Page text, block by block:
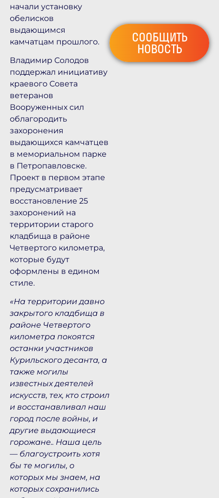
начали установку
обелисков
выдающимся
камчатцам прошлого.
Владимир Солодов
поддержал инициативу
краевого Совета
ветеранов
Вооруженных сил
облагородить
захоронения
выдающихся камчатцев
в мемориальном парке
в Петропавловске.
Проект в первом этапе
предусматривает
восстановление 25
захоронений на
территории старого
кладбища в районе
Четвертого километра,
которые будут
оформлены в едином
стиле.
«На территории давно
закрытого кладбища в
районе Четвертого
километра покоятся
останки участников
Курильского десанта, а
также могилы
известных деятелей
искусств, тех, кто строил
и восстанавливал наш
город после войны, и
другие выдающиеся
горожане.. Наша цель
— благоустроить хотя
бы те могилы, о
которых мы знаем, на
которых сохранились
СООБЩИТЬ
НОВОСТЬ